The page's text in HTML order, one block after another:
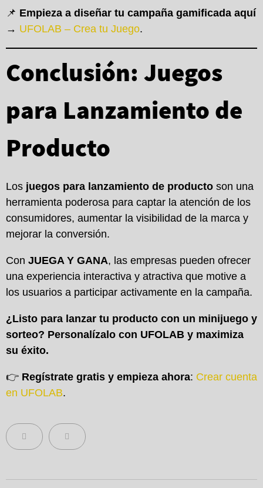
📌 Empieza a diseñar tu campaña gamificada aquí
→ UFOLAB – Crea tu Juego.
Conclusión: Juegos
para Lanzamiento de
Producto
Los juegos para lanzamiento de producto son una
herramienta poderosa para captar la atención de los
consumidores, aumentar la visibilidad de la marca y
mejorar la conversión.
Con JUEGA Y GANA, las empresas pueden ofrecer
una experiencia interactiva y atractiva que motive a
los usuarios a participar activamente en la campaña.
¿Listo para lanzar tu producto con un minijuego y
sorteo? Personalízalo con UFOLAB y maximiza
su éxito.
👉 Regístrate gratis y empieza ahora: Crear cuenta
en UFOLAB.